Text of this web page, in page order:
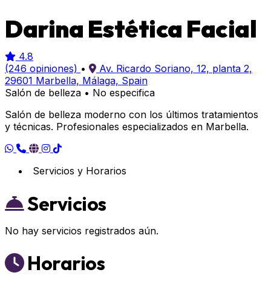
Darina Estética Facial
4.8
(246 opiniones) •
Av. Ricardo Soriano, 12, planta 2,
29601 Marbella, Málaga, Spain
Salón de belleza • No especifica
Salón de belleza moderno con los últimos tratamientos
y técnicas. Profesionales especializados en Marbella.
Servicios y Horarios
Servicios
No hay servicios registrados aún.
Horarios